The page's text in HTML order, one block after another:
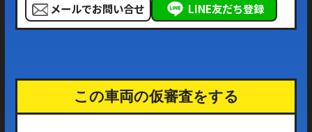
メールでお問い合せ LINE友だち登録
この車両の仮審査をする